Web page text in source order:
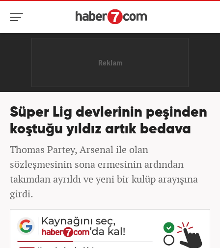
Süper Lig devlerinin peşinden
koştuğu yıldız artık bedava
Thomas Partey, Arsenal ile olan
sözleşmesinin sona ermesinin ardından
takımdan ayrıldı ve yeni bir kulüp arayışına
girdi.